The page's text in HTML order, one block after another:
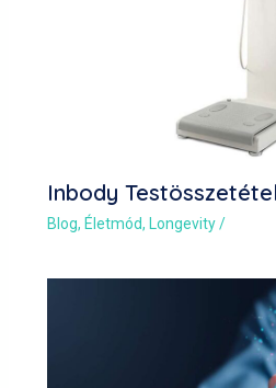
Inbody
Blog, Életmód, Longevity/